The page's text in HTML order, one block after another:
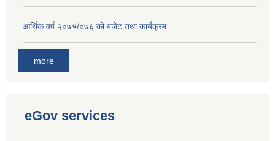
आर्थिक वर्ष २०७५/०७६ को बजेट तथा कार्यक्रम
more
eGov services